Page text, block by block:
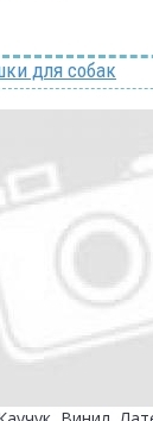
для собак